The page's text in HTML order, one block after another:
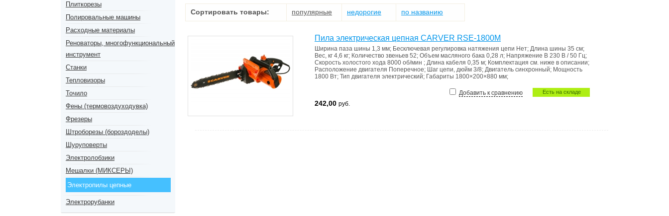
Плиткорезы
Полировальные машины
Расходные материалы
Реноваторы, многофункциональный
инструмент
Станки
Тепловизоры
Точило
Фены (термовоздуходувка)
Фрезеры
Штроборезы (бороздоделы)
Шуруповерты
Электролобзики
Мешалки (МИКСЕРЫ)
Электропилы цепные
Электрорубанки
Сортировать товары: популярные недорогие по названию
Пила электрическая цепная CARVER RSE-1800М
Ширина паза шины 1,3 мм; Бесключевая регулировка натяжения цепи Нет; Длина шины 35 см;
Вес, кг 4,6 кг; Количество звеньев 52; Объем масляного бака 0,28 л; Напряжение В 230 В / 50 Гц;
Скорость холостого хода 8000 об/мин ; Длина кабеля 0,35 м; Комплектация см. ниже в описании;
Расположение двигателя Поперечное; Шаг цепи, дюйм 3/8; Двигатель синхронный; Мощность
1800 Вт; Тип двигателя электрический; Габариты 1800×200×880 мм;
Есть на складе
Добавить к сравнению
242,00 руб.